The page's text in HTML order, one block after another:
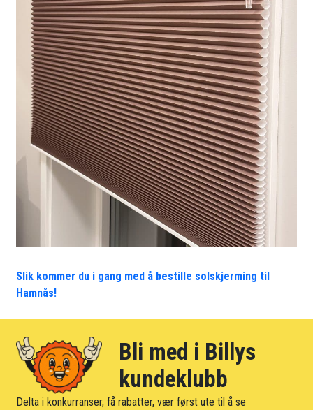
Slik kommer du i gang med å bestille solskjerming til
Hamnås!
Bli med i Billys
kundeklubb
Delta i konkurranser, få rabatter, vær først ute til å se